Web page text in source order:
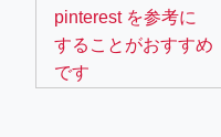
pinterest を参考に
することがおすすめ
です